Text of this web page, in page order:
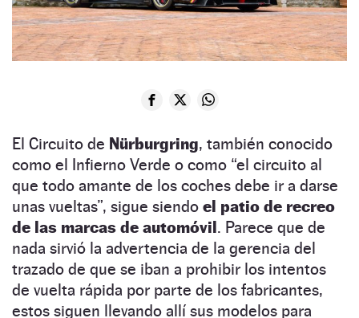
El Circuito de Nürburgring, también conocido
como el Infierno Verde o como “el circuito al
que todo amante de los coches debe ir a darse
unas vueltas”, sigue siendo el patio de recreo
de las marcas de automóvil. Parece que de
nada sirvió la advertencia de la gerencia del
trazado de que se iban a prohibir los intentos
de vuelta rápida por parte de los fabricantes,
estos siguen llevando allí sus modelos para